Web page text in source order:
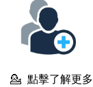
💁 點擊了解更多